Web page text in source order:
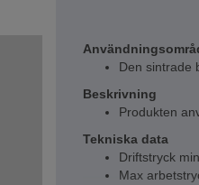
Den sintrade
Beskrivning
Produkten
Tekniska data
Driftstryck
Max